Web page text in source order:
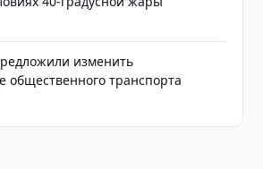
изменить
общественного транспорта